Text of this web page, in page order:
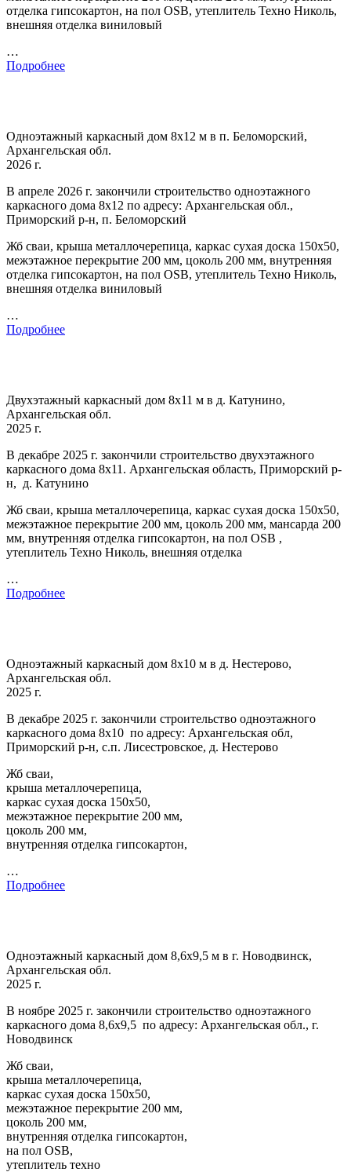
отделка гипсокартон, на пол OSB, утеплитель Техно Николь,
внешняя отделка виниловый
…
Подробнее
Одноэтажный каркасный дом 8х12 м в п. Беломорский,
Архангельская обл.
2026 г.
В апреле 2026 г. закончили строительство одноэтажного
каркасного дома 8х12 по адресу: Архангельская обл.,
Приморский р-н, п. Беломорский
Жб сваи, крыша металлочерепица, каркас сухая доска 150х50,
межэтажное перекрытие 200 мм, цоколь 200 мм, внутренняя
отделка гипсокартон, на пол OSB, утеплитель Техно Николь,
внешняя отделка виниловый
…
Подробнее
Двухэтажный каркасный дом 8х11 м в д. Катунино,
Архангельская обл.
2025 г.
В декабре 2025 г. закончили строительство двухэтажного
каркасного дома 8х11. Архангельская область, Приморский р-
н, д. Катунино
Жб сваи, крыша металлочерепица, каркас сухая доска 150х50,
межэтажное перекрытие 200 мм, цоколь 200 мм, мансарда 200
мм, внутренняя отделка гипсокартон, на пол OSB ,
утеплитель Техно Николь, внешняя отделка
…
Подробнее
Одноэтажный каркасный дом 8х10 м в д. Нестерово,
Архангельская обл.
2025 г.
В декабре 2025 г. закончили строительство одноэтажного
каркасного дома 8х10 по адресу: Архангельская обл,
Приморский р-н, с.п. Лисестровское, д. Нестерово
Жб сваи,
крыша металлочерепица,
каркас сухая доска 150х50,
межэтажное перекрытие 200 мм,
цоколь 200 мм,
внутренняя отделка гипсокартон,
…
Подробнее
Одноэтажный каркасный дом 8,6х9,5 м в г. Новодвинск,
Архангельская обл.
2025 г.
В ноябре 2025 г. закончили строительство одноэтажного
каркасного дома 8,6х9,5 по адресу: Архангельская обл., г.
Новодвинск
Жб сваи,
крыша металлочерепица,
каркас сухая доска 150х50,
межэтажное перекрытие 200 мм,
цоколь 200 мм,
внутренняя отделка гипсокартон,
на пол OSB,
утеплитель техно